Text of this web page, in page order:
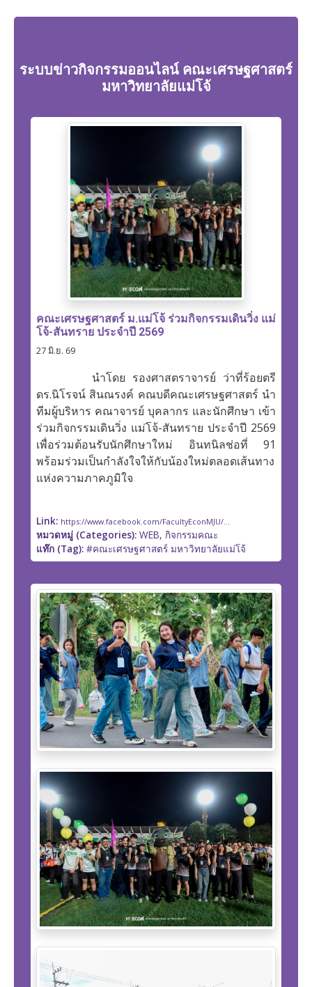
ระบบข่าวกิจกรรมออนไลน์ คณะเศรษฐศาสตร์
มหาวิทยาลัยแม่โจ้
คณะเศรษฐศาสตร์ ม.แม่โจ้ ร่วมกิจกรรมเดินวิ่ง แม่
โจ้-สันทราย ประจำปี 2569
27 มิ.ย. 69
นำโดย รองศาสตราจารย์ ว่าที่ร้อยตรี
ดร.นิโรจน์ สินณรงค์ คณบดีคณะเศรษฐศาสตร์ นำ
ทีมผู้บริหาร คณาจารย์ บุคลากร และนักศึกษา เข้า
ร่วมกิจกรรมเดินวิ่ง แม่โจ้-สันทราย ประจำปี 2569
เพื่อร่วมต้อนรับนักศึกษาใหม่ อินทนิลช่อที่ 91
พร้อมร่วมเป็นกำลังใจให้กับน้องใหม่ตลอดเส้นทาง
แห่งความภาคภูมิใจ
Link: https://www.facebook.com/FacultyEconMJU/...
หมวดหมู่ (Categories): WEB, กิจกรรมคณะ
แท๊ก (Tag): #คณะเศรษฐศาสตร์ มหาวิทยาลัยแม่โจ้